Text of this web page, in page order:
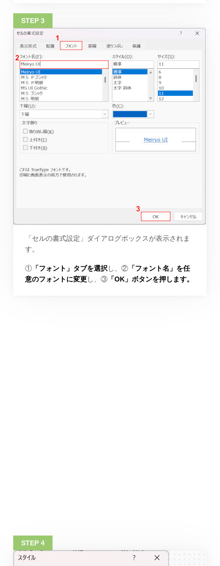
「セルの書式設定」ダイアログボックスが表示されま
す。
①「フォント」タブを選択 し、②「フォント名」を任
意のフォントに変更し、③「OK」ボタンを押します。